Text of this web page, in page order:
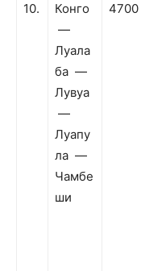
10.
Конго
—
Луала
ба —
Лувуа
—
Луапу
ла —
Чамбе
ши
4700